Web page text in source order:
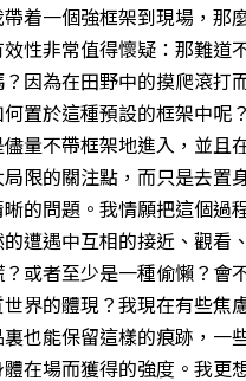
着一個強框架到現場，那
性非常值得懷疑：那難道
因為在田野中的摸爬滾打
置於這種預設的框架中呢？
量不帶框架地進入，並且
限的關注點，而只是去置
的問題。我情願把這個過
遭遇中互相的接近、觀看、
或者至少是一種偷懶？會
界的體現？我現在有些焦
也能保留這樣的痕跡，一
在場而獲得的強度。我更